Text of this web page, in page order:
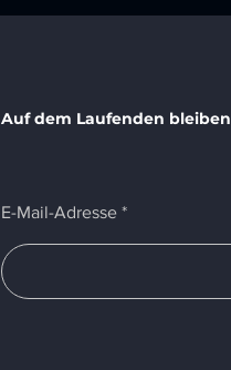
Auf dem Laufenden bleiben
E-Mail-Adresse